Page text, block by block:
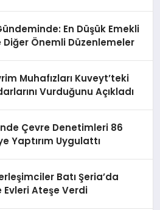
En Düşük Emekli
Diğer Önemli Düzenlemeler
Muhafızları Kuveyt’teki
Vurduğunu Açıkladı
Çevre Denetimleri 86
Yaptırım Uygulattı
Batı Şeria’da
Evleri Ateşe Verdi